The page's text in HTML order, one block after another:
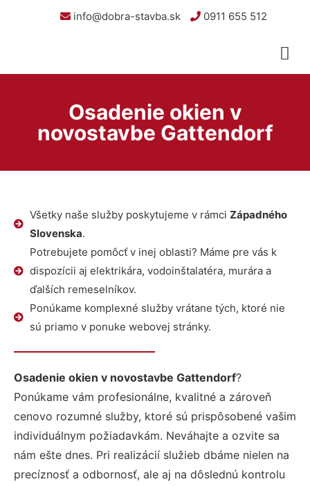
info@dobra-stavba.sk 0911 655 512
Osadenie okien v
novostavbe Gattendorf
Všetky naše služby poskytujeme v rámci Západného
Slovenska.
Potrebujete pomôcť v inej oblasti? Máme pre vás k
dispozícii aj elektrikára, vodoinštalatéra, murára a
ďalších remeselníkov.
Ponúkame komplexné služby vrátane tých, ktoré nie
sú priamo v ponuke webovej stránky.
Osadenie okien v novostavbe Gattendorf?
Ponúkame vám profesionálne, kvalitné a zároveň
cenovo rozumné služby, ktoré sú prispôsobené vašim
individuálnym požiadavkám. Neváhajte a ozvite sa
nám ešte dnes. Pri realizácií služieb dbáme nielen na
precíznosť a odbornosť, ale aj na dôslednú kontrolu